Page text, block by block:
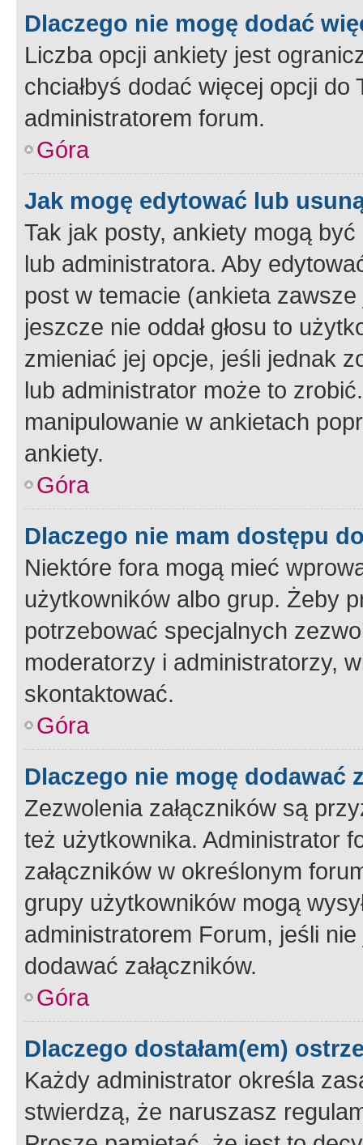
Dlaczego nie mogę dodać
Liczba opcji ankiety jest
chciałbyś dodać więcej opcji
administratorem forum.
Góra
Jak mogę edytować lub
Tak jak posty, ankiety mogą
lub administratora. Aby
post w temacie (ankieta
jeszcze nie oddał głosu to
zmieniać jej opcje, jeśli jednak
lub administrator może to
manipulowanie w ankietach
ankiety.
Góra
Dlaczego nie mam dostępu
Niektóre fora mogą mieć
użytkowników albo grup. Żeby
potrzebować specjalnych
moderatorzy i administratorzy,
skontaktować.
Góra
Dlaczego nie mogę dodawać
Zezwolenia załączników są
też użytkownika. Administrator
załączników w określonym
grupy użytkowników mogą
administratorem Forum, jeśli
dodawać załączników.
Góra
Dlaczego dostałam(em)
Każdy administrator określa
stwierdzą, że naruszasz